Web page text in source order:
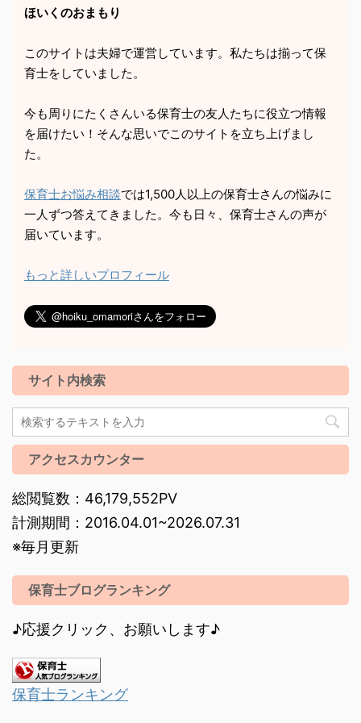
ほいくのおまもり
このサイトは夫婦で運営しています。私たちは揃って保
育士をしていました。
今も周りにたくさんいる保育士の友人たちに役立つ情報
を届けたい！そんな思いでこのサイトを立ち上げまし
た。
保育士お悩み相談では1,500人以上の保育士さんの悩みに
一人ずつ答えてきました。今も日々、保育士さんの声が
届いています。
もっと詳しいプロフィール
サイト内検索
アクセスカウンター
総閲覧数：46,179,552PV
計測期間：2016.04.01~2026.07.31
※毎月更新
保育士ブログランキング
♪応援クリック、お願いします♪
保育士ランキング